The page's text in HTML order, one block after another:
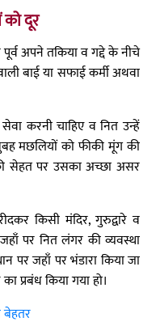
दूर
अपने तकिया व गद्दे के नीचे
बाई या सफाई कर्मी अथवा
करनी चाहिए व नित उन्हें
मछलियों को फीकी मूंग की
सेहत पर उसका अच्छा असर
किसी मंदिर, गुरुद्वारे व
पर नित लंगर की व्यवस्था
पर जहाँ पर भंडारा किया जा
प्रबंध किया गया हो।
बेहतर